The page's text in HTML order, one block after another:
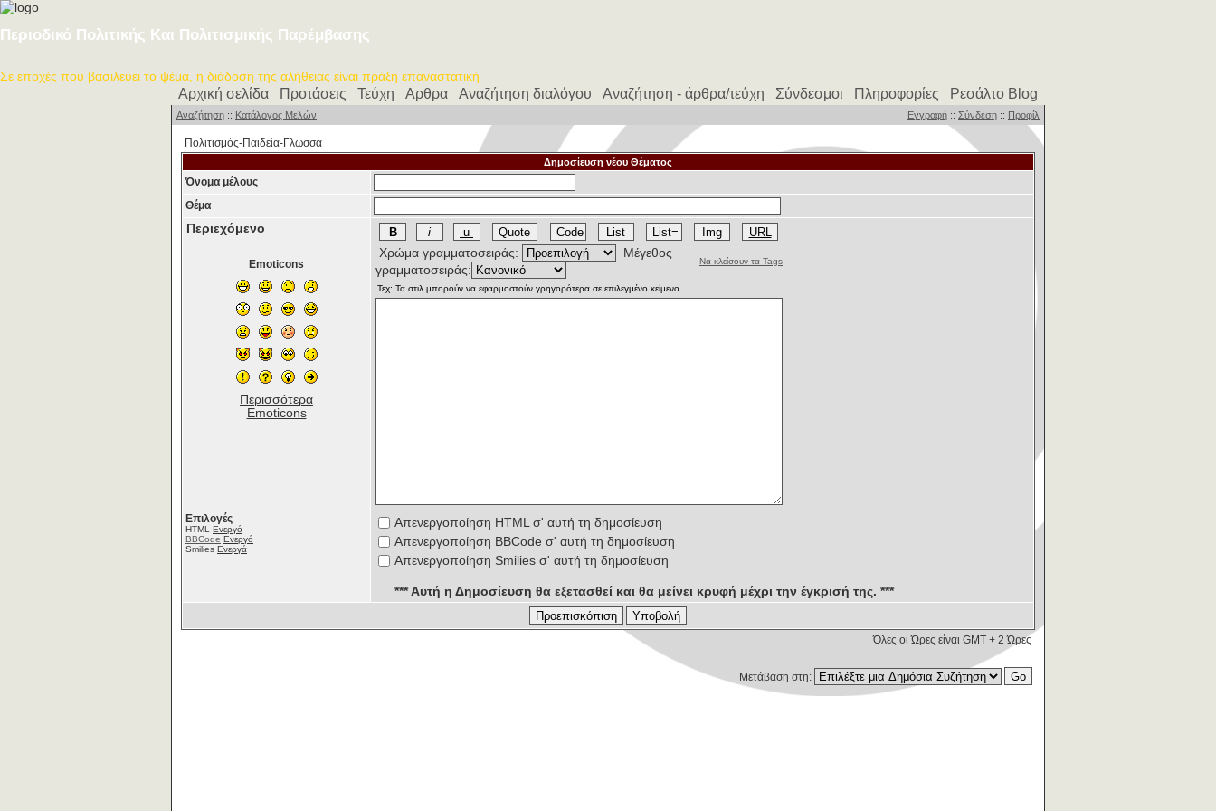
Περιοδικό Πολιτικής Και Πολιτισμικής Παρέμβασης
Σε εποχές που βασιλεύει το ψέμα, η διάδοση της αλήθειας είναι πράξη επαναστατική
Αρχική σελίδα Προτάσεις Τεύχη Αρθρα Αναζήτηση διαλόγου Αναζήτηση - άρθρα/τεύχη Σύνδεσμοι Πληροφορίες Ρεσάλτο Blog
Αναζήτηση :: Κατάλογος Μελών Εγγραφή :: Σύνδεση :: Προφίλ
Πολιτισμός-Παιδεία-Γλώσσα
Δημοσίευση νέου Θέματος
Όνομα μέλους
Θέμα
Περιεχόμενο
Emoticons
Περισσότερα
Emoticons
Χρώμα γραμματοσειράς:
Μέγεθος
γραμματοσειράς:
Να κλείσουν τα Tags
Επιλογές
HTML Ενεργό
BBCode Ενεργό
Smilies Ενεργά
Απενεργοποίηση HTML σ' αυτή τη δημοσίευση
Απενεργοποίηση BBCode σ' αυτή τη δημοσίευση
Απενεργοποίηση Smilies σ' αυτή τη δημοσίευση
*** Αυτή η Δημοσίευση θα εξετασθεί και θα μείνει κρυφή μέχρι την έγκρισή της. ***
Όλες οι Ώρες είναι GMT + 2 Ώρες
Μετάβαση στη: